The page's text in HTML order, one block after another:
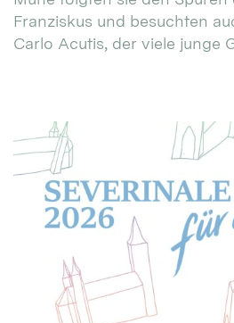
Franziskus und besuchten
Carlo Acutis, der viele junge